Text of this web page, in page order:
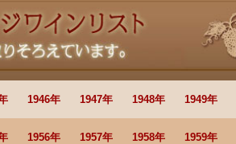
1946年 1947年 1948年 1949年
1956年 1957年 1958年 1959年